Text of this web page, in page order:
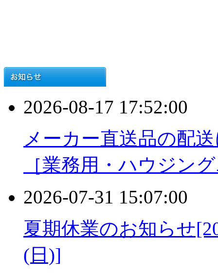
2026-08-17 17:52:00
メーカー直送品の配
［業務用・ハウジン
2026-07-31 15:07:00
夏期休業のお知らせ
(日)]